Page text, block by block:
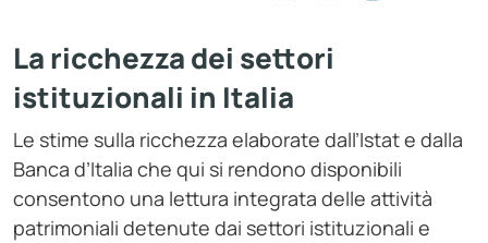
La ricchezza dei settori
istituzionali in Italia
Le stime sulla ricchezza elaborate dall’Istat e dalla
Banca d’Italia che qui si rendono disponibili
consentono una lettura integrata delle attività
patrimoniali detenute dai settori istituzionali e